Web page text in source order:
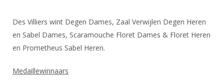
Forums
Maandelijks archief
Reglementen
Recreatiesport
Veteranen
Lichtzwaardschermen
Wat is topsport
Nieuws
Informatie
Voor de jeugd
Forums
Forums
Zoek Vereniging
Des Villiers wint Degen Dames, Zaal Verwijlen Degen Heren
en Sabel Dames, Scaramouche Floret Dames & Floret Heren
en Prometheus Sabel Heren.
Medaillewinnaars